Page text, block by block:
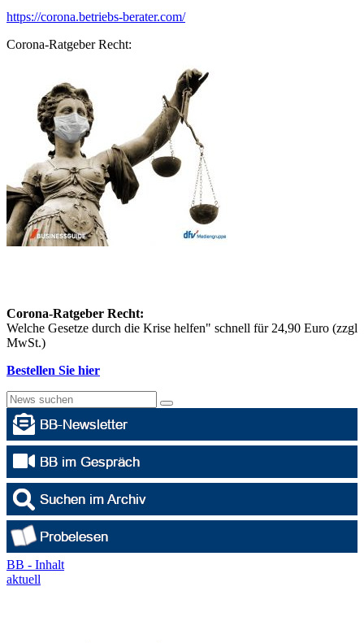
https://corona.betriebs-berater.com/
Corona-Ratgeber Recht:
Corona-Ratgeber Recht:
Welche Gesetze durch die Krise helfen" schnell für 24,90 Euro (zzgl
MwSt.)
Bestellen Sie hier
BB - Inhalt
aktuell